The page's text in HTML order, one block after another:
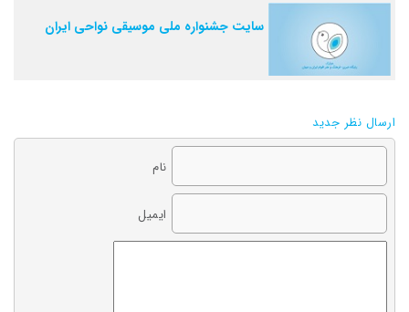
سایت جشنواره ملی موسیقی نواحی ایران
ارسال نظر جدید
نام
ایمیل